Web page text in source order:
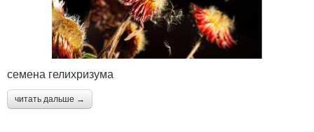
семена гелихризума
читать дальше →